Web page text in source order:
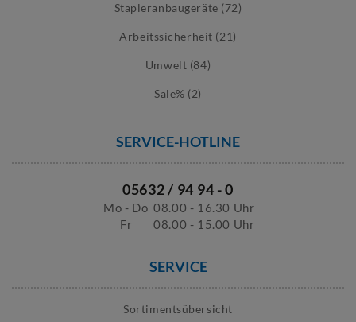
Stapleranbaugeräte (72)
Arbeitssicherheit (21)
Umwelt (84)
Sale% (2)
SERVICE-HOTLINE
05632 / 94 94 - 0
Mo - Do 08.00 - 16.30 Uhr
Fr
08.00 - 15.00 Uhr
SERVICE
Sortimentsübersicht